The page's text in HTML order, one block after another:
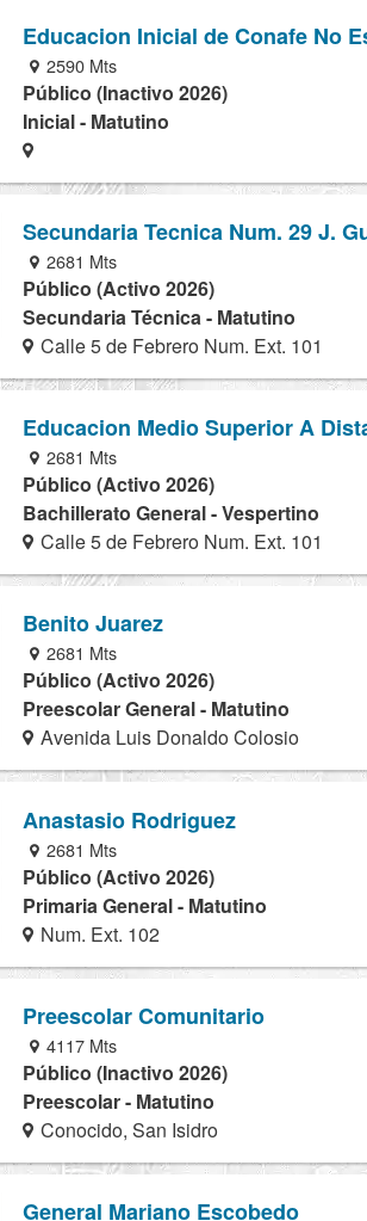
Educacion Inicial de Conafe No
2590 Mts
Público (Inactivo 2026)
Inicial - Matutino
Secundaria Tecnica Num. 29 J.
2681 Mts
Público (Activo 2026)
Secundaria Técnica - Matutino
Calle 5 de Febrero Num. Ext. 101
Educacion Medio Superior A
2681 Mts
Público (Activo 2026)
Bachillerato General - Vespertino
Calle 5 de Febrero Num. Ext. 101
Benito Juarez
2681 Mts
Público (Activo 2026)
Preescolar General - Matutino
Avenida Luis Donaldo Colosio
Anastasio Rodriguez
2681 Mts
Público (Activo 2026)
Primaria General - Matutino
Num. Ext. 102
Preescolar Comunitario
4117 Mts
Público (Inactivo 2026)
Preescolar - Matutino
Conocido, San Isidro
General Mariano Escobedo